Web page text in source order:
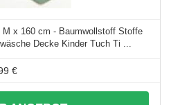
x 160 cm - Baumwollstoff Stoffe
Decke Kinder Tuch Ti ...
€